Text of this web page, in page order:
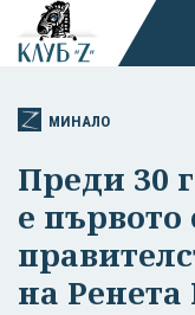
МИНАЛО
Преди 30
е
на